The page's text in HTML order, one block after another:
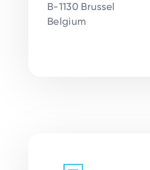
B-1130 Brussel
Belgium